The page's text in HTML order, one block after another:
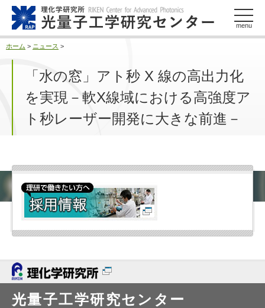
menu
ホーム > ニュース >
「水の窓」アト秒 X 線の高出力化
を実現－軟X線域における高強度ア
ト秒レーザー開発に大きな前進－
光量子工学研究センター